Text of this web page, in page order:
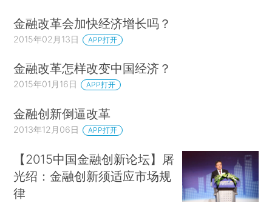
金融改革会加快经济增长吗？
2015年02月13日 APP打开
金融改革怎样改变中国经济？
2015年01月16日 APP打开
金融创新倒逼改革
2013年12月06日 APP打开
【2015中国金融创新论坛】屠
光绍：金融创新须适应市场规
律